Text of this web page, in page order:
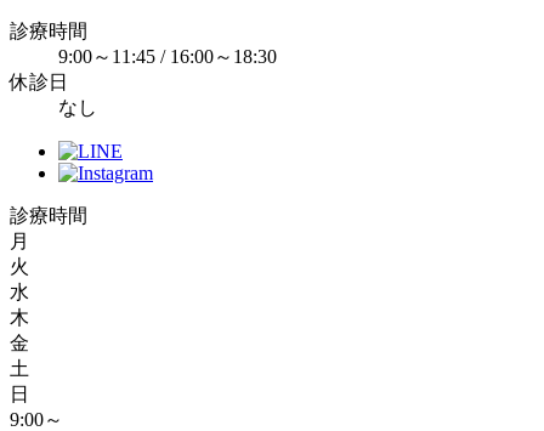
診療時間
9:00～11:45 / 16:00～18:30
休診日
なし
診療時間
月
火
水
木
金
土
日
9:00～